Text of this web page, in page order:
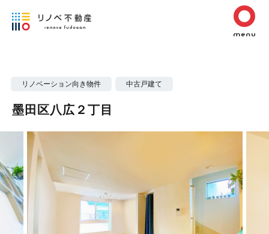
リノベーション向き物件 中古戸建て
墨田区八広２丁目